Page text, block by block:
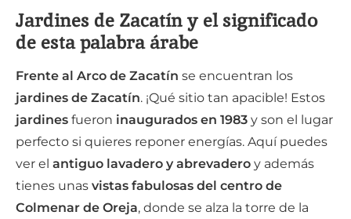
Jardines de Zacatín y el significado
de esta palabra árabe
Frente al Arco de Zacatín se encuentran los
jardines de Zacatín. ¡Qué sitio tan apacible! Estos
jardines fueron inaugurados en 1983 y son el lugar
perfecto si quieres reponer energías. Aquí puedes
ver el antiguo lavadero y abrevadero y además
tienes unas vistas fabulosas del centro de
Colmenar de Oreja, donde se alza la torre de la